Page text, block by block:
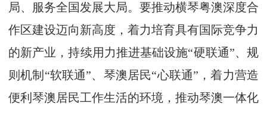
局、服务全国发展大局。要推动横琴粤澳深度合
作区建设迈向新高度，着力培育具有国际竞争力
的新产业，持续用力推进基础设施“硬联通”、规
则机制“软联通”、琴澳居民“心联通”，着力营造
便利琴澳居民工作生活的环境，推动琴澳一体化